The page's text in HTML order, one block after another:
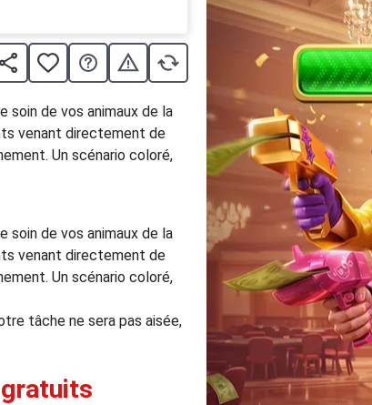
soin de vos animaux de la
venant directement de
Un scénario coloré,
soin de vos animaux de la
venant directement de
Un scénario coloré,
tâche ne sera pas aisée,
gratuits